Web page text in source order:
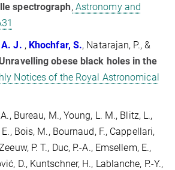
spectrograph,Astronomy and
A. J. , Khochfar, S., Natarajan, P., &
Unravelling obese black holes in the
Notices of the Royal Astronomical
Bureau, M., Young, L. M., Blitz, L.,
E., Bois, M., Bournaud, F., Cappellari,
P. T., Duc, P.-A., Emsellem, E.,
D., Kuntschner, H., Lablanche, P.-Y.,